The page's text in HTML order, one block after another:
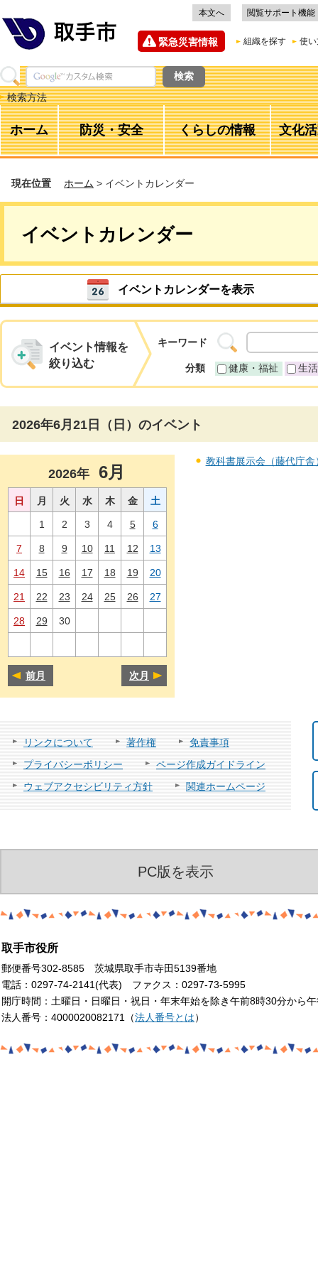
本文へ 閲覧サポート機能
緊急災害情報 組織を探す 使
検索方法
ホーム 防災・安全 くらしの情報 文化
現在位置 ホーム > イベントカレンダー
イベントカレンダー
イベントカレンダーを表示
イベント情報を
絞り込む
キーワード
分類 健康・福祉 生活
2026年6月21日（日）のイベント
2026年 6月
日 月 火 水 木 金 土
1 2 3 4 5 6
7 8 9 10 11 12 13
14 15 16 17 18 19 20
21 22 23 24 25 26 27
28 29 30
前月 次月
教科書展示会（藤代庁
リンクについて 著作権
免責事項
プライバシーポリシー
ページ作成ガイドライン
ウェブアクセシビリティ方針
関連ホームページ
PC版を表示
取手市役所
郵便番号302-8585 茨城県取手市寺田5139番地
電話：0297-74-2141(代表) ファクス：0297-73-5995
開庁時間：土曜日・日曜日・祝日・年末年始を除き午前8時30分から
法人番号：4000020082171（法人番号とは）